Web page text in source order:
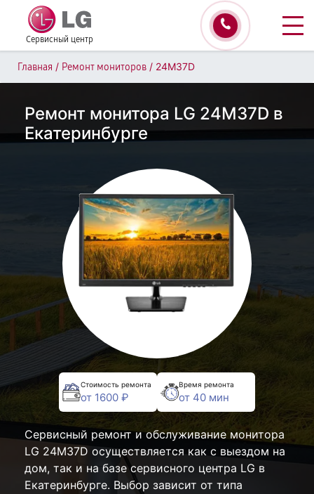
Сервисный центр
Главная / Ремонт мониторов / 24M37D
Ремонт монитора LG 24M37D в
Екатеринбурге
Стоимость ремонта
от 1600 ₽
Время ремонта
от 40 мин
Сервисный ремонт и обслуживание монитора
LG 24M37D осуществляется как с выездом на
дом, так и на базе сервисного центра LG в
Екатеринбурге. Выбор зависит от типа